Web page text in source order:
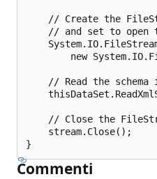
// Create the
// and set to open
new
// Read the schema
// Close the
    stream.Close();
Commenti